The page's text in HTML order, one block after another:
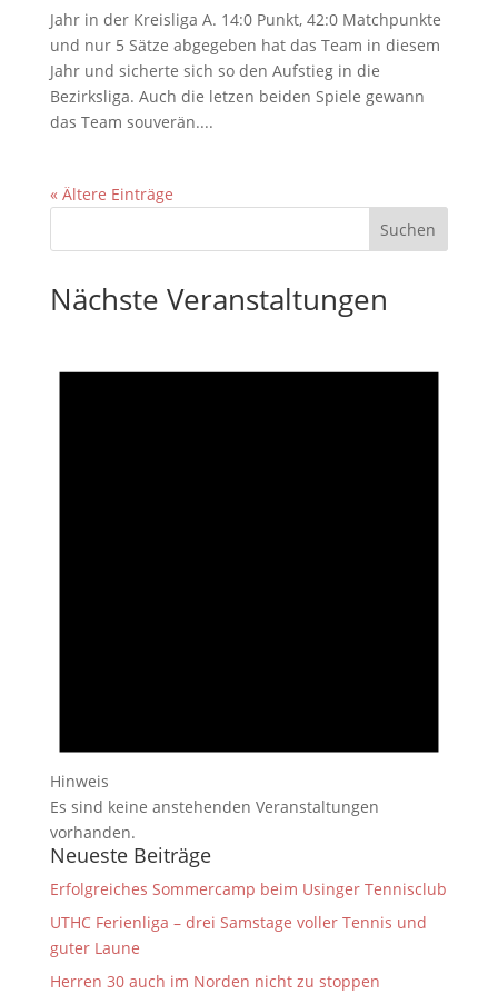
Jahr in der Kreisliga A. 14:0 Punkt, 42:0 Matchpunkte
und nur 5 Sätze abgegeben hat das Team in diesem
Jahr und sicherte sich so den Aufstieg in die
Bezirksliga. Auch die letzen beiden Spiele gewann
das Team souverän....
« Ältere Einträge
Nächste Veranstaltungen
Hinweis
Es sind keine anstehenden Veranstaltungen
vorhanden.
Neueste Beiträge
Erfolgreiches Sommercamp beim Usinger Tennisclub
UTHC Ferienliga – drei Samstage voller Tennis und
guter Laune
Herren 30 auch im Norden nicht zu stoppen